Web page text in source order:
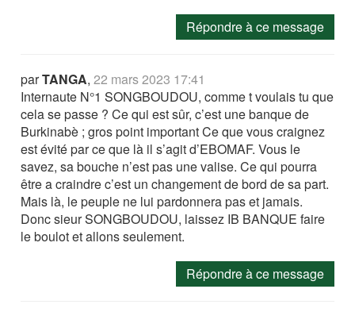
Répondre à ce message
parTANGA,22 mars 2023 17:41
Internaute N°1 SONGBOUDOU, comme t voulais tu que
cela se passe ? Ce qui est sûr, c’est une banque de
Burkinabè ; gros point important Ce que vous craignez
est évité par ce que là il s’agit d’EBOMAF. Vous le
savez, sa bouche n’est pas une valise. Ce qui pourra
être a craindre c’est un changement de bord de sa part.
Mais là, le peuple ne lui pardonnera pas et jamais.
Donc sieur SONGBOUDOU, laissez IB BANQUE faire
le boulot et allons seulement.
Répondre à ce message